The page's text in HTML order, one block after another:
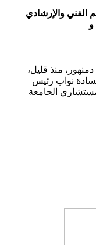
الفني والإرشادي
و
منذ قليل،
نواب رئيس
مستشاري الجامعة